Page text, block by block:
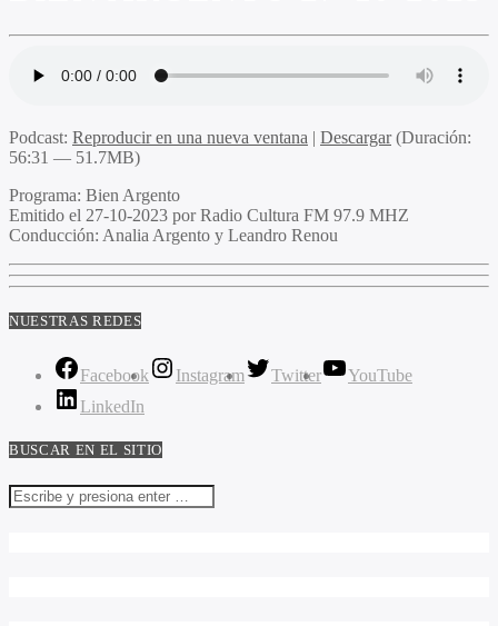
Podcast: Reproducir en una nueva ventana | Descargar(Duración:
56:31 — 51.7MB)
Programa: Bien Argento
Emitido el 27-10-2023 por Radio Cultura FM 97.9 MHZ
Conducción: Analia Argento y Leandro Renou
NUESTRAS REDES
Facebook Instagram Twitter
YouTube
LinkedIn
BUSCAR EN EL SITIO